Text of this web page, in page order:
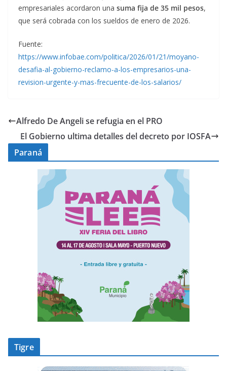
empresariales acordaron una suma fija de 35 mil pesos,
que será cobrada con los sueldos de enero de 2026.
Fuente:
https://www.infobae.com/politica/2026/01/21/moyano-
desafia-al-gobierno-reclamo-a-los-empresarios-una-
revision-urgente-y-mas-frecuente-de-los-salarios/
Alfredo De Angeli se refugia en el PRO
El Gobierno ultima detalles del decreto por IOSFA
Paraná
Tigre